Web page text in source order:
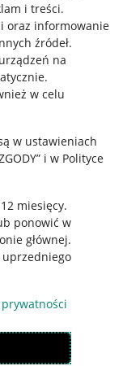
i treści.
oraz informowanie
źródeł.
na
.
w celu
w ustawieniach
i w Polityce
miesięcy.
ponowić w
głównej.
uprzedniego